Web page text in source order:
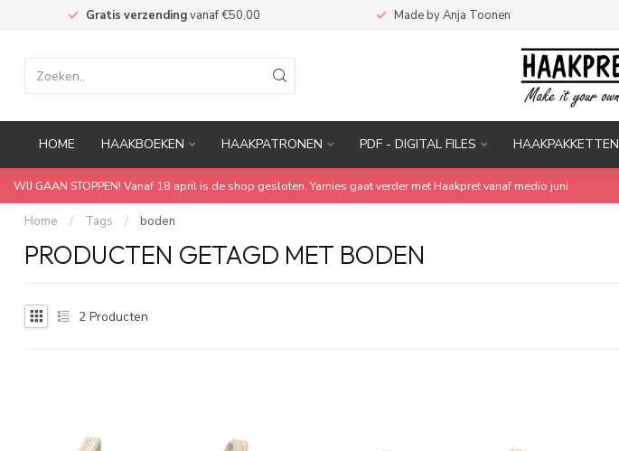
Gratis verzendingvanaf €50,00 Made by Anja Toonen
HOME HAAKBOEKEN HAAKPATRONEN PDF - DIGITAL FILES HAAKPAKKETTEN
WIJ GAAN STOPPEN! Vanaf 18 april is de shop gesloten. Yarnies gaat verder met Haakpret vanaf medio juni
Home / Tags / boden
PRODUCTEN GETAGD MET BODEN
2 Producten